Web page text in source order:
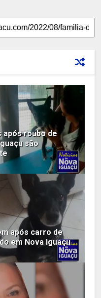
após roubo de
são
após carro de
em Nova Iguaçu